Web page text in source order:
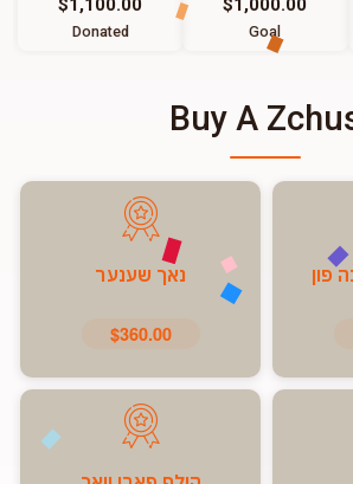
$1,100.00
Donated
$1,000.00
Goal
Buy A
פון נאך שענער
$360.00